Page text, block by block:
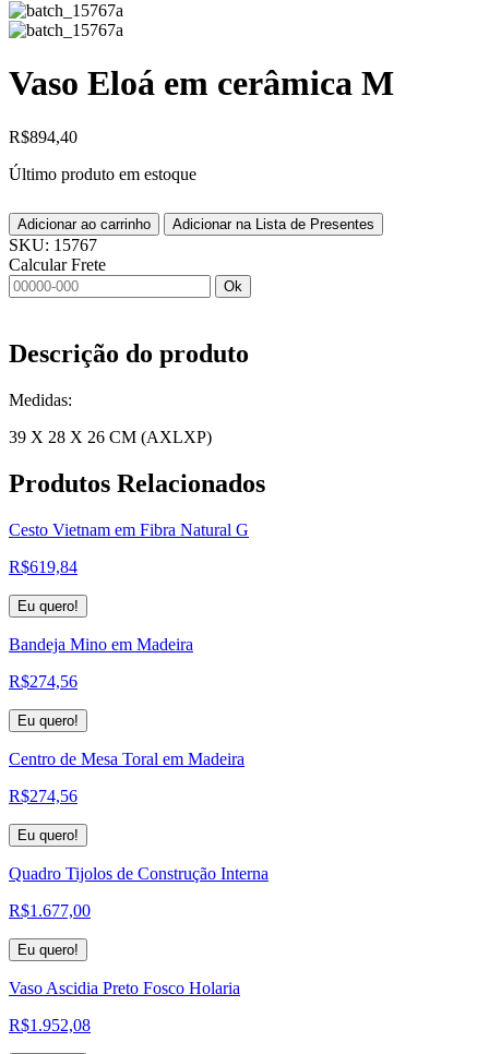
Vaso Eloá em cerâmica M
R$894,40
Último produto em estoque
Adicionar ao carrinho Adicionar na Lista de Presentes
SKU: 15767
Calcular Frete
Ok
Descrição do produto
Medidas:
39 X 28 X 26 CM (AXLXP)
Produtos Relacionados
Cesto Vietnam em Fibra Natural G
R$619,84
Eu quero!
Bandeja Mino em Madeira
R$274,56
Eu quero!
Centro de Mesa Toral em Madeira
R$274,56
Eu quero!
Quadro Tijolos de Construção Interna
R$1.677,00
Eu quero!
Vaso Ascidia Preto Fosco Holaria
R$1.952,08